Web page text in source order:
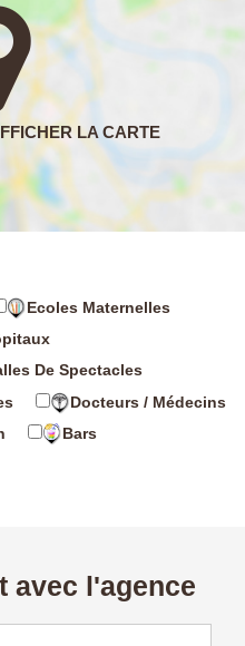
Ecoles Maternelles
De Spectacles
Docteurs / Médecins
Bars
avec l'agence